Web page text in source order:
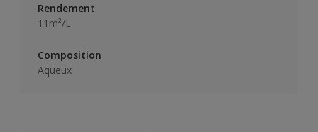
Rendement
11m²/L
Composition
Aqueux